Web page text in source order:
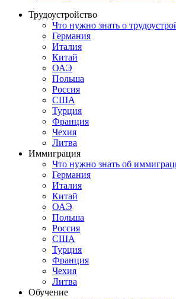
Трудоустройство
Что нужно знать о
Германия
Италия
Китай
ОАЭ
Польша
Россия
США
Турция
Франция
Чехия
Литва
Иммиграция
Что нужно знать об
Германия
Италия
Китай
ОАЭ
Польша
Россия
США
Турция
Франция
Чехия
Литва
Обучение